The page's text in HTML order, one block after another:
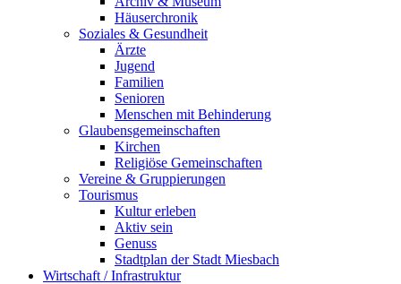
Häuserchronik
Soziales & Gesundheit
Ärzte
Jugend
Familien
Senioren
Menschen mit Behinderung
Glaubensgemeinschaften
Kirchen
Religiöse Gemeinschaften
Vereine & Gruppierungen
Tourismus
Kultur erleben
Aktiv sein
Genuss
Stadtplan der Stadt Miesbach
Wirtschaft / Infrastruktur